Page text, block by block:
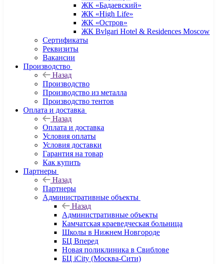
ЖК «Бадаевский»
ЖК «High Life»
ЖК «Остров»
ЖК Bvlgari Hotel & Residences Moscow
Сертификаты
Реквизиты
Вакансии
Производство
Назад
Производство
Производство из металла
Производство тентов
Оплата и доставка
Назад
Оплата и доставка
Условия оплаты
Условия доставки
Гарантия на товар
Как купить
Партнеры
Назад
Партнеры
Административные объекты
Назад
Административные объекты
Камчатская краеведческая больница
Школы в Нижнем Новгороде
БЦ Вперед
Новая поликлиника в Свиблове
БЦ iCity (Москва-Сити)